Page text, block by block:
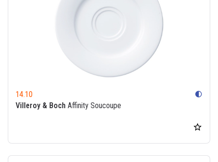
14.10 contrast
Villeroy & Boch Affinity Soucoupe